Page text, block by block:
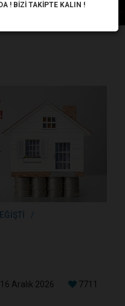
16 Aralık 2026 7711
! BİZİ TAKİPTE KALIN !